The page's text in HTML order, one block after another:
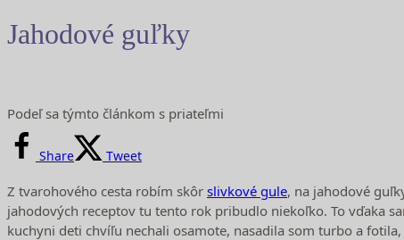
Jahodové guľky
Podeľ sa týmto článkom s priateľmi
Share Tweet
Z tvarohového cesta robím skôr slivkové gule, na jahodové
jahodových receptov tu tento rok pribudlo niekoľko. To vďaka
kuchyni deti chvíľu nechali osamote, nasadila som turbo a